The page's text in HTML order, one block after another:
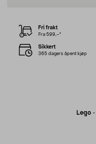
Lego-
Fri frakt
Fra 599,–*
Sikkert
365 dagers åpent kjøp